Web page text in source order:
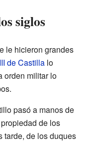
siglos
le hicieron grandes
de Castilla lo
orden militar lo
pasó a manos de
de los
tarde, de los duques